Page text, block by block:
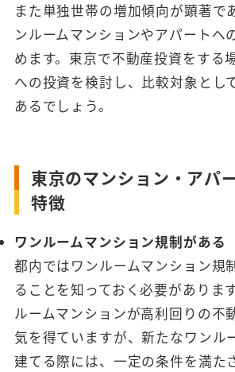
また単独世帯の増加傾向が顕著で
ンルームマンションやアパートへ
めます。東京で不動産投資をする
への投資を検討し、比較対象とし
あるでしょう。
東京のマンション・アパ
特徴
ワンルームマンション規制がある
都内ではワンルームマンション規
ることを知っておく必要がありま
ルームマンションが高利回りの不
気を得ていますが、新たなワンル
建てる際には、一定の条件を満た